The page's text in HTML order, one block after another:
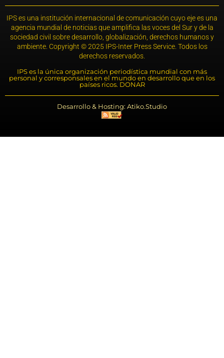
IPS es una institución internacional de comunicación cuyo eje es una
agencia mundial de noticias que amplifica las voces del Sur y de la
sociedad civil sobre desarrollo, globalización, derechos humanos y
ambiente. Copyright © 2025 IPS-Inter Press Service. Todos los
derechos reservados.
IPS es la única organización periodística mundial con más
personal y corresponsales en el mundo en desarrollo que en los
países ricos. DONAR
Desarrollo & Hosting: Atiko.Studio